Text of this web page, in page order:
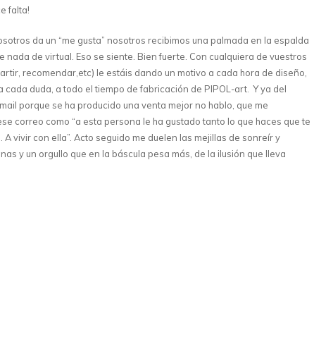
falta!
da un “me gusta” nosotros recibimos una palmada en la espalda
nada de virtual. Eso se siente. Bien fuerte. Con cualquiera de vuestros
recomendar,etc) le estáis dando un motivo a cada hora de diseño,
duda, a todo el tiempo de fabricación de PIPOL-art. Y ya del
porque se ha producido una venta mejor no hablo, que me
correo como “a esta persona le ha gustado tanto lo que haces que te
A vivir con ella”. Acto seguido me duelen las mejillas de sonreír y
y un orgullo que en la báscula pesa más, de la ilusión que lleva